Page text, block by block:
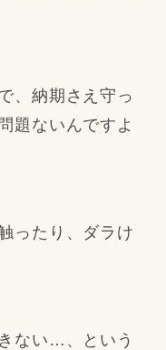
、納期さえ守っ
題ないんですよ
ったり、ダラけ
ない…、という